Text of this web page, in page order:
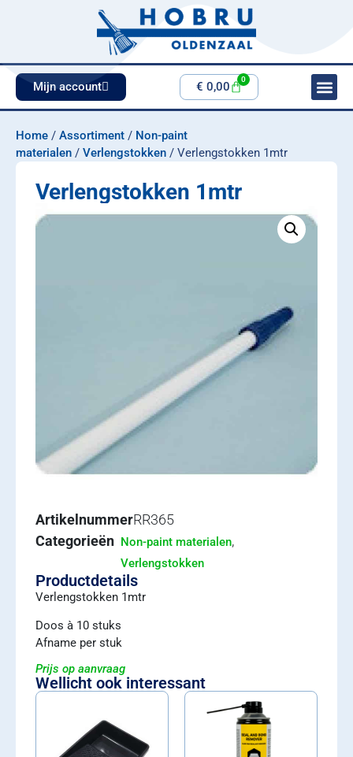
Mijn account € 0,00
0
Home / Assortiment / Non-paint
materialen / Verlengstokken / Verlengstokken 1mtr
Verlengstokken 1mtr
ArtikelnummerRR365
Categorieën Non-paint materialen,
Verlengstokken
Productdetails
Verlengstokken 1mtr
Doos à 10 stuks
Afname per stuk
Prijs op aanvraag
Wellicht ook interessant